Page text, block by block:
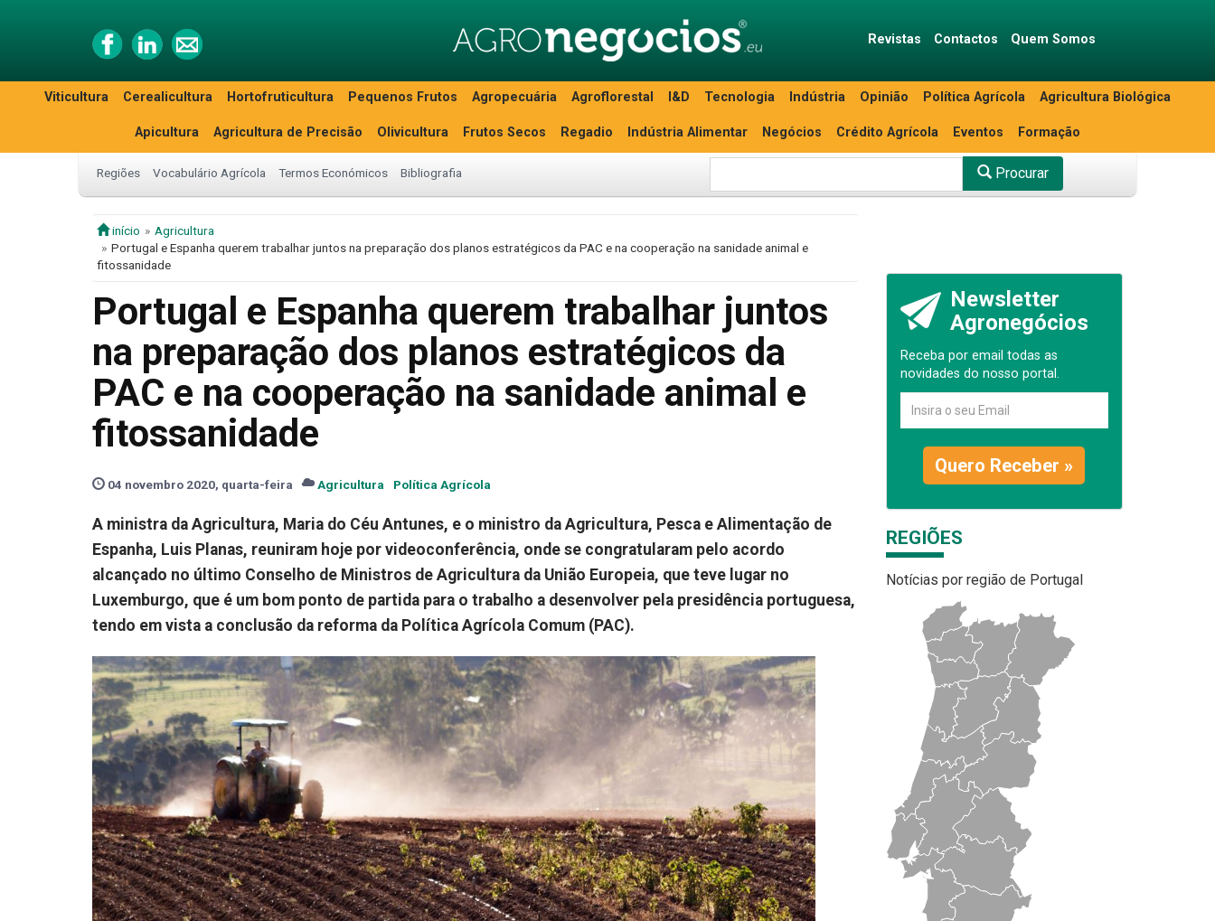
Revistas Contactos Quem Somos
Viticultura Cerealicultura Hortofruticultura Pequenos Frutos Agropecuária Agroflorestal I&D Tecnologia Indústria Opinião Política Agrícola Agricultura Biológica
Apicultura Agricultura de Precisão Olivicultura Frutos Secos Regadio Indústria Alimentar Negócios Crédito Agrícola Eventos Formação
Regiões Vocabulário Agrícola Termos Económicos Bibliografia Procurar
início
Agricultura
Portugal e Espanha querem trabalhar juntos na preparação dos planos estratégicos da PAC e na cooperação na sanidade animal e
fitossanidade
Portugal e Espanha querem trabalhar juntos
na preparação dos planos estratégicos da
PAC e na cooperação na sanidade animal e
fitossanidade
04 novembro 2020, quarta-feira Agricultura Política Agrícola
A ministra da Agricultura, Maria do Céu Antunes, e o ministro da Agricultura, Pesca e Alimentação de
Espanha, Luis Planas, reuniram hoje por videoconferência, onde se congratularam pelo acordo
alcançado no último Conselho de Ministros de Agricultura da União Europeia, que teve lugar no
Luxemburgo, que é um bom ponto de partida para o trabalho a desenvolver pela presidência portuguesa,
tendo em vista a conclusão da reforma da Política Agrícola Comum (PAC).
Newsletter
Agronegócios
Receba por email todas as
novidades do nosso portal.
Quero Receber »
REGIÕES
Notícias por região de Portugal